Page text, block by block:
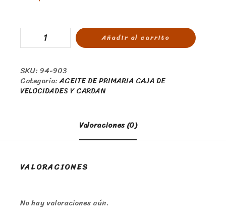
Añadir al carrito
SKU:94-903
Categoría:ACEITE DE PRIMARIA CAJA DE
VELOCIDADES Y CARDAN
Valoraciones (0)
VALORACIONES
No hay valoraciones aún.